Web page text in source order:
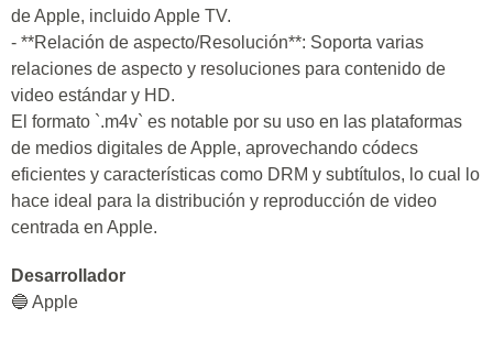
de Apple, incluido Apple TV.
- **Relación de aspecto/Resolución**: Soporta varias
relaciones de aspecto y resoluciones para contenido de
video estándar y HD.
El formato `.m4v` es notable por su uso en las plataformas
de medios digitales de Apple, aprovechando códecs
eficientes y características como DRM y subtítulos, lo cual lo
hace ideal para la distribución y reproducción de video
centrada en Apple.
Desarrollador
🔵 Apple